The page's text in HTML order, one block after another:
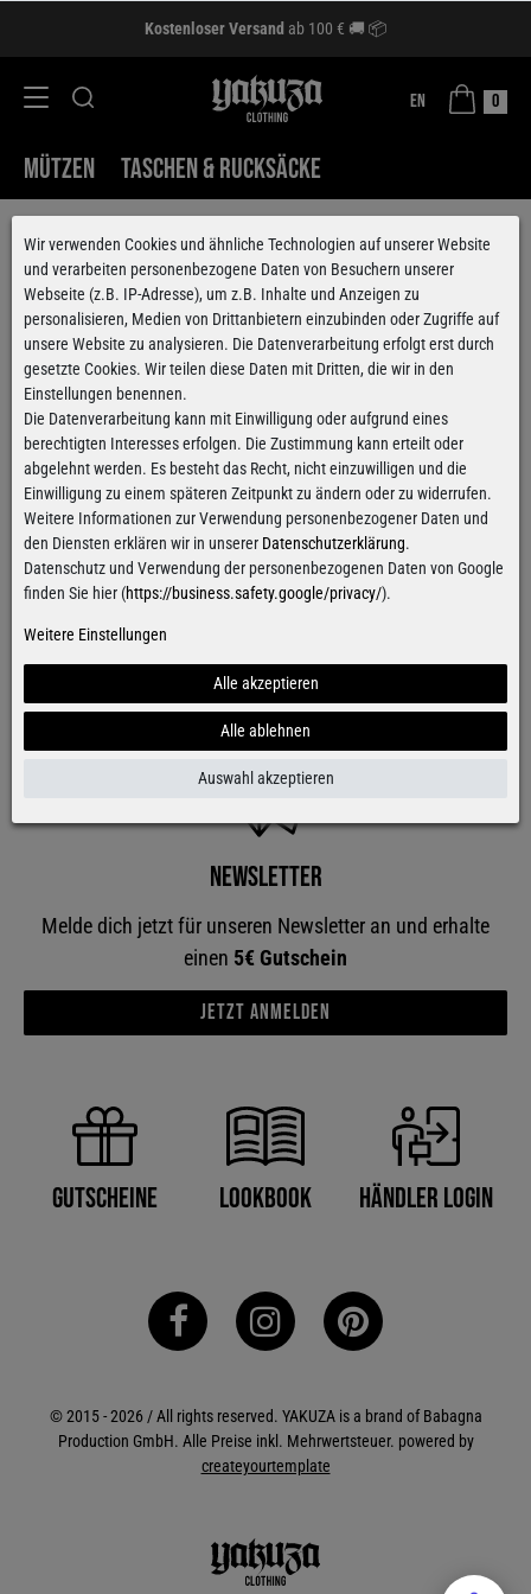
Kostenloser Versand ab 100 € 🚚 📦
EN 0
MÜTZEN TASCHEN & RUCKSÄCKE
Kundenservice
Rechtliches
Newsletter
Melde dich jetzt für unseren Newsletter an und erhalte
einen 5€ Gutschein
Jetzt anmelden
Gutscheine Lookbook Händler Login
© 2015 - 2026 / All rights reserved. YAKUZA is a brand of Babagna
Production GmbH. Alle Preise inkl. Mehrwertsteuer. powered by
createyourtemplate
Wir verwenden Cookies und ähnliche Technologien auf unserer Website
und verarbeiten personenbezogene Daten von Besuchern unserer
Webseite (z.B. IP-Adresse), um z.B. Inhalte und Anzeigen zu
personalisieren, Medien von Drittanbietern einzubinden oder Zugriffe auf
unsere Website zu analysieren. Die Datenverarbeitung erfolgt erst durch
gesetzte Cookies. Wir teilen diese Daten mit Dritten, die wir in den
Einstellungen benennen.
Die Datenverarbeitung kann mit Einwilligung oder aufgrund eines
berechtigten Interesses erfolgen. Die Zustimmung kann erteilt oder
abgelehnt werden. Es besteht das Recht, nicht einzuwilligen und die
Einwilligung zu einem späteren Zeitpunkt zu ändern oder zu widerrufen.
Weitere Informationen zur Verwendung personenbezogener Daten und
den Diensten erklären wir in unserer Datenschutzerklärung.
Datenschutz und Verwendung der personenbezogenen Daten von Google
finden Sie hier (https://business.safety.google/privacy/).
Weitere Einstellungen
Alle akzeptieren
Alle ablehnen
Auswahl akzeptieren